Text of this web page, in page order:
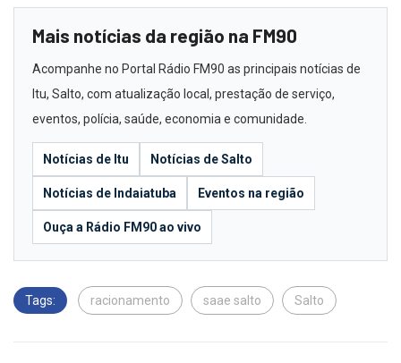
Mais notícias da região na FM90
Acompanhe no Portal Rádio FM90 as principais notícias de
Itu, Salto, com atualização local, prestação de serviço,
eventos, polícia, saúde, economia e comunidade.
Notícias de Itu Notícias de Salto
Notícias de Indaiatuba Eventos na região
Ouça a Rádio FM90 ao vivo
Tags: racionamento saae salto Salto